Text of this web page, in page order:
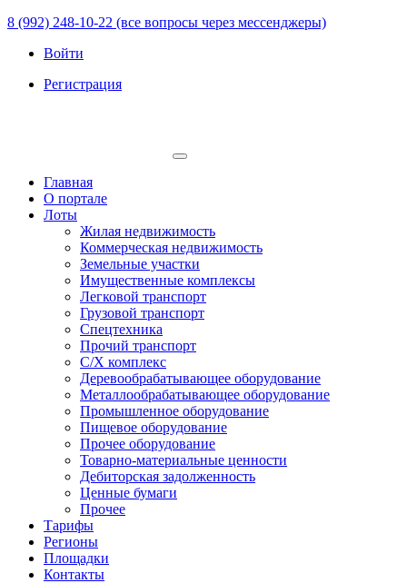
8 (992) 248-10-22 (все вопросы через мессенджеры)
Войти
Регистрация
Главная
О портале
Лоты
Жилая недвижимость
Коммерческая недвижимость
Земельные участки
Имущественные комплексы
Легковой транспорт
Грузовой транспорт
Спецтехника
Прочий транспорт
С/Х комплекс
Деревообрабатывающее оборудование
Металлообрабатывающее оборудование
Промышленное оборудование
Пищевое оборудование
Прочее оборудование
Товарно-материальные ценности
Дебиторская задолженность
Ценные бумаги
Прочее
Тарифы
Регионы
Площадки
Контакты